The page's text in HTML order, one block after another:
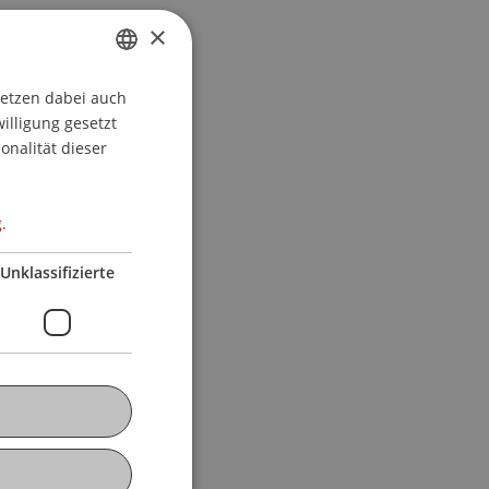
GERMAN
ENGLISH
×
dabei auch
gesetzt
dieser
Unklassifizierte